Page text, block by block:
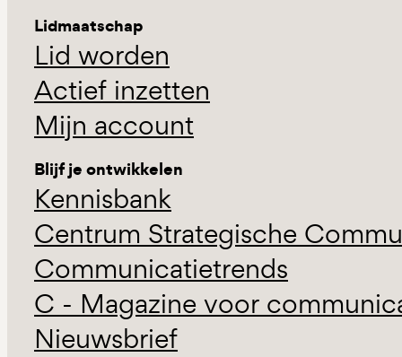
Lidmaatschap
Lid worden
Actief inzetten
Mijn account
Blijf je ontwikkelen
Kennisbank
Centrum Strategische
Communicatietrends
C - Magazine voor
Nieuwsbrief